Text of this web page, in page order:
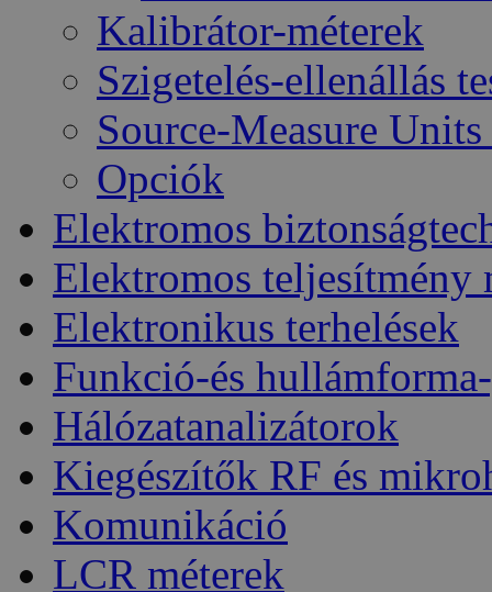
Kalibrátor-méterek
Szigetelés-ellenállás
Source-Measure
Opciók
Elektromos
Elektromos teljesítmény
Elektronikus terhelések
Funkció-és
Hálózatanalizátorok
Kiegészítők RF és
Komunikáció
LCR méterek